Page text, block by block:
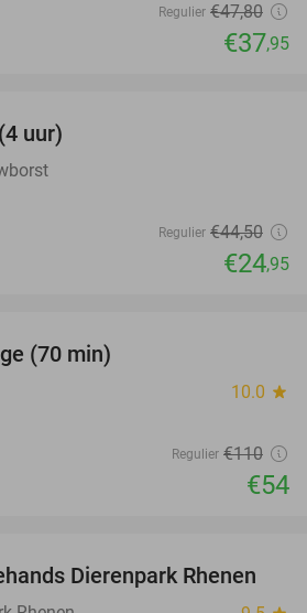
Regulier €47,80
€37,95
uur)
Regulier €44,50
€24,95
(70 min)
10.0 star
Regulier €110
€54
19%
Dierenpark Rhenen